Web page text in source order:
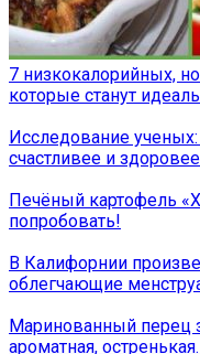
7 низкокалорийных,
которые станут
Исследование
счастливее и
Печёный картофель
попробовать!
В Калифорнии
облегчающие
Маринованный перец
ароматная,